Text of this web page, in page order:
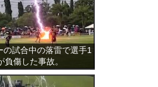
の試合中の落雷で選手1
負傷した事故。